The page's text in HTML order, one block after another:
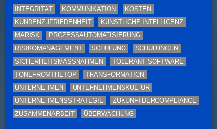
INTEGRITÄT
KOMMUNIKATION
KOSTEN
KUNDENZUFRIEDENHEIT
KÜNSTLICHE INTELLIGENZ
MARISK
PROZESSAUTOMATISIERUNG
RISIKOMANAGEMENT
SCHULUNG
SCHULUNGEN
SICHERHEITSMASSNAHMEN
TOLERANT SOFTWARE
TONEFROMTHETOP
TRANSFORMATION
UNTERNEHMEN
UNTERNEHMENSKULTUR
UNTERNEHMENSSTRATEGIE
ZUKUNFTDERCOMPLIANCE
ZUSAMMENARBEIT
ÜBERWACHUNG